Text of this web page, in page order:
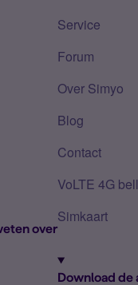
over
Service
Forum
Over Simyo
Blog
Contact
VoLTE 4G
Simkaart
Download de